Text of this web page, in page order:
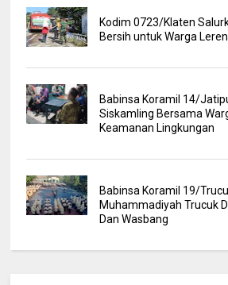
Kodim 0723/Klaten
Bersih untuk Warga
Babinsa Koramil 14/
Siskamling Bersama
Keamanan Lingkungan
Babinsa Koramil 19/
Muhammadiyah Trucuk
Dan Wasbang